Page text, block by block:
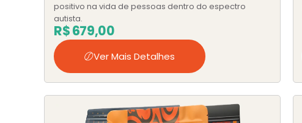
positivo na vida de pessoas dentro do espectro
autista.
R$679,00
Ver Mais Detalhes